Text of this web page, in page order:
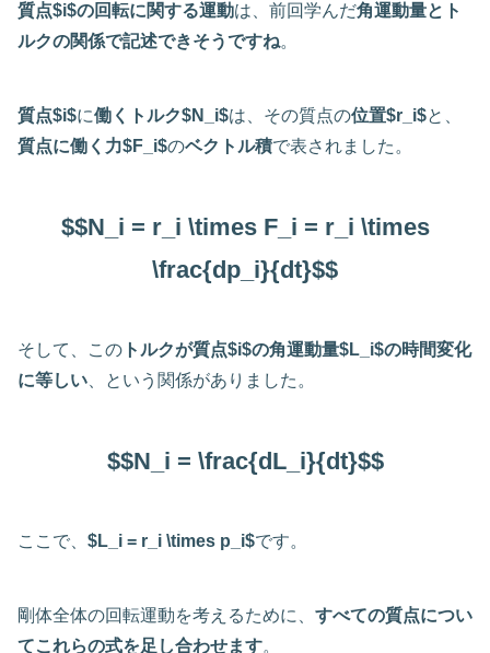
質点$i$の回転に関する運動は、前回学んだ角運動量とト
ルクの関係で記述できそうですね。
質点$i$に働くトルク$N_i$は、その質点の位置$r_i$と、
質点に働く力$F_i$のベクトル積で表されました。
$$N_i = r_i \times F_i = r_i \times
\frac{dp_i}{dt}$$
そして、この トルクが質点$i$の角運動量$L_i$の時間変化
に等しい 、という関係がありました。
$$N_i = \frac{dL_i}{dt}$$
ここで、 $L_i = r_i \times p_i$です。
剛体全体の回転運動を考えるために、 すべての質点につい
てこれらの式を足し合わせます。